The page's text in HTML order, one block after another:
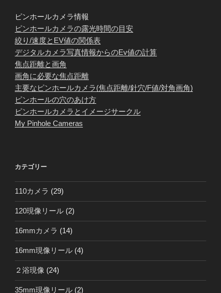
ピンホールカメラ情報
ピンホールカメラの露光時間の目安
絞り/速度とEV値の関係表
デジタルカメラ写真情報からのEv値の計算
焦点距離と画角
画角に必要な焦点距離
主要なピンホールカメラ(焦点距離/針穴/F値/対角画角)
ピンホールの穴のあけ方
ピンホールカメラとイメージサークル
My Pinhole Cameras
カテゴリー
110カメラ (29)
120現像リール (2)
16mmカメラ (14)
16mm現像リール (4)
２浴現像 (24)
35mm現像リール (2)